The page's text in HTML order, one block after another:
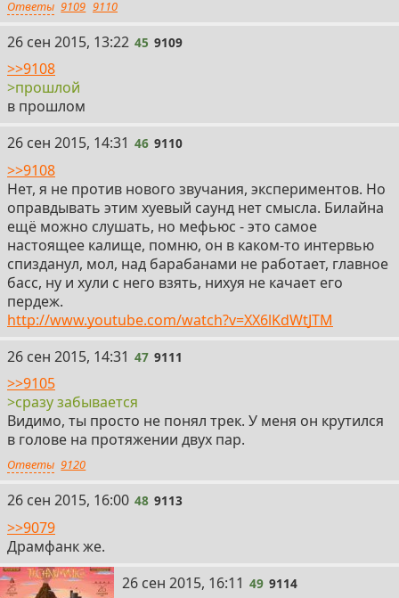
Ответы 9109 9110
45
26 сен 2015, 13:22 45 9109
>>9108
>прошлой
в прошлом
46
26 сен 2015, 14:31 46 9110
>>9108
Нет, я не против нового звучания, экспериментов. Но
оправдывать этим хуевый саунд нет смысла. Билайна
ещё можно слушать, но мефьюс - это самое
настоящее калище, помню, он в каком-то интервью
спизданул, мол, над барабанами не работает, главное
басс, ну и хули с него взять, нихуя не качает его
пердеж.
http://www.youtube.com/watch?v=XX6lKdWtJTM
47
26 сен 2015, 14:31 47 9111
>>9105
>сразу забывается
Видимо, ты просто не понял трек. У меня он крутился
в голове на протяжении двух пар.
Ответы 9120
48
26 сен 2015, 16:00 48 9113
>>9079
Драмфанк же.
49
26 сен 2015, 16:11 49 9114